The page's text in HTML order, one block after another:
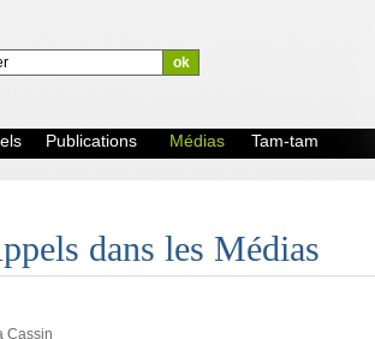
Publications Médias Tam-tam
dans les Médias
Cassin